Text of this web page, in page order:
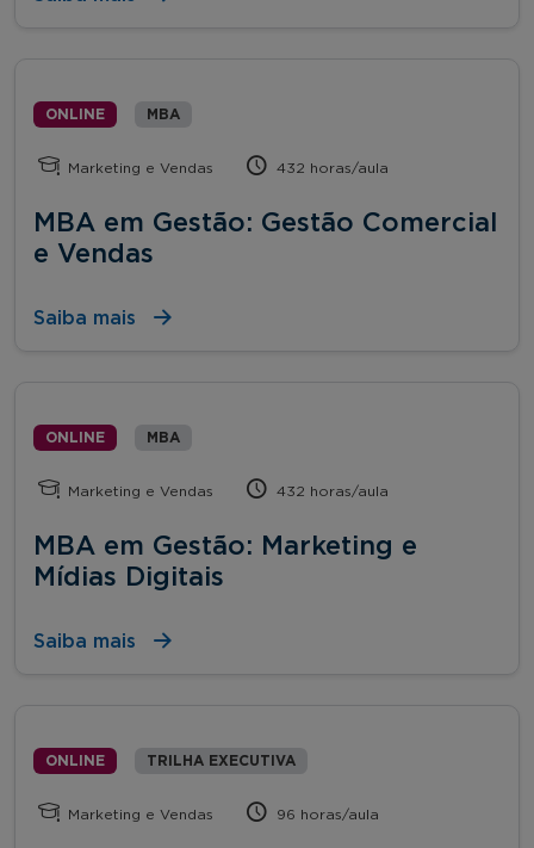
ONLINE MBA
Marketing e Vendas 432 horas/aula
MBA em Gestão: Gestão Comercial
e Vendas
Saiba mais
ONLINE MBA
Marketing e Vendas 432 horas/aula
MBA em Gestão: Marketing e
Mídias Digitais
Saiba mais
ONLINE TRILHA EXECUTIVA
Marketing e Vendas 96 horas/aula